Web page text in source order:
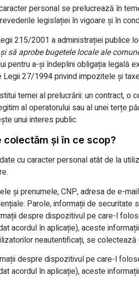
personal se prelucrează în
legislației în vigoare și în
215/2001 a administrației publice
să aprobe bugetele locale ale
pentru a-și îndeplini obligația legală
27/1994 privind impozitele și
temei al prelucrării: un contract, o
al operatorului sau al unei terțe
unui interes public.
colectăm și în ce scop?
cu caracter personal atât de la
și prenumele, CNP, adresa de e-
Parole, informații de securitate
despre dispozitivul pe care-l
acordul în aplicație), aceste
neautentificați, se colectează
despre dispozitivul pe care-l
acordul în aplicație), aceste